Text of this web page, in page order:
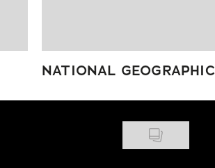
NATIONAL GEOGRAPHIC